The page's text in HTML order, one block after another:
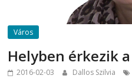
Város
Helyben érkezik
2016-02-03 Dallos Szilvia